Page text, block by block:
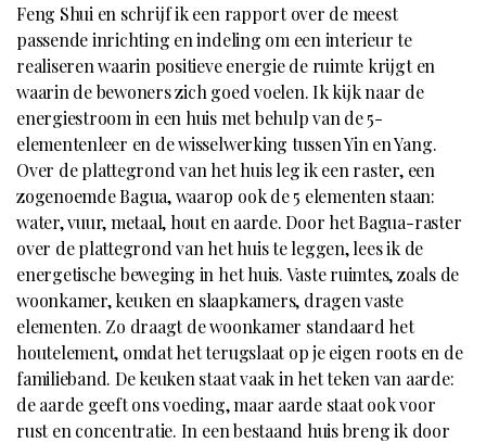
Feng Shui en schrijf ik een rapport over de meest
passende inrichting en indeling om een interieur te
realiseren waarin positieve energie de ruimte krijgt en
waarin de bewoners zich goed voelen. Ik kijk naar de
energiestroom in een huis met behulp van de 5-
elementenleer en de wisselwerking tussen Yin en Yang.
Over de plattegrond van het huis leg ik een raster, een
zogenoemde Bagua, waarop ook de 5 elementen staan:
water, vuur, metaal, hout en aarde. Door het Bagua-raster
over de plattegrond van het huis te leggen, lees ik de
energetische beweging in het huis. Vaste ruimtes, zoals de
woonkamer, keuken en slaapkamers, dragen vaste
elementen. Zo draagt de woonkamer standaard het
houtelement, omdat het terugslaat op je eigen roots en de
familieband. De keuken staat vaak in het teken van aarde:
de aarde geeft ons voeding, maar aarde staat ook voor
rust en concentratie. In een bestaand huis breng ik door